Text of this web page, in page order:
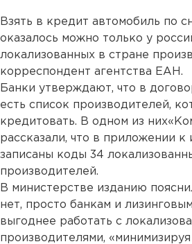
Взять в кредит автомобиль по
оказалось можно только у
локализованных в стране
корреспондент агентства ЕАН.
Банки утверждают, что в
есть список производителей,
кредитовать. В одном из
рассказали, что в приложении к
записаны коды 34
производителей.
В министерстве изданию
нет, просто банкам и
выгоднее работать с
производителями,